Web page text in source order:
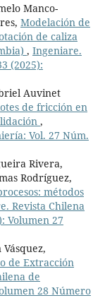
Manco-
Modelación de
de caliza
, Ingeniare.
(2025):
Auvinet
de fricción en
,
Vol. 27 Núm.
Rivera,
Rodríguez,
métodos
Revista Chilena
Volumen 27
de Extracción
de
28 Número